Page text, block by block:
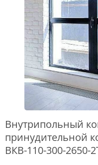
Внутрипольный
принудительной
ВКВ-110-300-2650-